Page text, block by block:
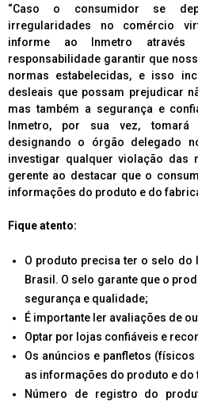
“Caso o consumidor se
irregularidades no comércio
informe ao Inmetro
responsabilidade garantir que
normas estabelecidas, e isso
desleais que possam prejudicar
mas também a segurança e
Inmetro, por sua vez, tomará
designando o órgão delegado
investigar qualquer violação das
gerente ao destacar que o
informações do produto e do
Fique atento:
O produto precisa ter o selo do
Brasil. O selo garante que o
segurança e qualidade;
É importante ler avaliações de
Optar por lojas confiáveis e
Os anúncios e panfletos
as informações do produto e do
Número de registro do